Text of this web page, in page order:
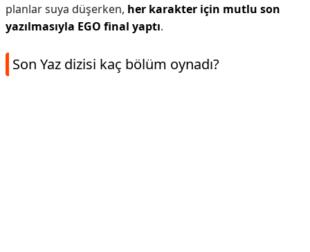
planlar suya düşerken, her karakter için mutlu son
yazılmasıyla EGO final yaptı.
Son Yaz dizisi kaç bölüm oynadı?